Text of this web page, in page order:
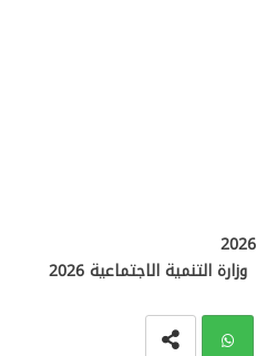
وزارة التنمية الاجتماعية 2026